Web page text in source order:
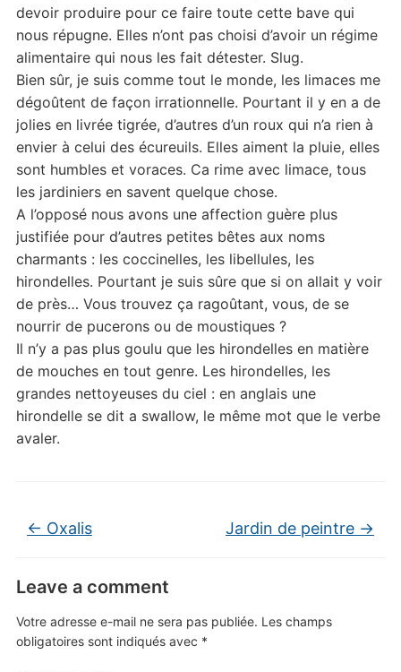
devoir produire pour ce faire toute cette bave qui
nous répugne. Elles n’ont pas choisi d’avoir un régime
alimentaire qui nous les fait détester. Slug.
Bien sûr, je suis comme tout le monde, les limaces me
dégoûtent de façon irrationnelle. Pourtant il y en a de
jolies en livrée tigrée, d’autres d’un roux qui n’a rien à
envier à celui des écureuils. Elles aiment la pluie, elles
sont humbles et voraces. Ca rime avec limace, tous
les jardiniers en savent quelque chose.
A l’opposé nous avons une affection guère plus
justifiée pour d’autres petites bêtes aux noms
charmants : les coccinelles, les libellules, les
hirondelles. Pourtant je suis sûre que si on allait y voir
de près… Vous trouvez ça ragoûtant, vous, de se
nourrir de pucerons ou de moustiques ?
Il n’y a pas plus goulu que les hirondelles en matière
de mouches en tout genre. Les hirondelles, les
grandes nettoyeuses du ciel : en anglais une
hirondelle se dit a swallow, le même mot que le verbe
avaler.
← Oxalis Jardin de peintre →
Leave a comment
Votre adresse e-mail ne sera pas publiée. Les champs
obligatoires sont indiqués avec *